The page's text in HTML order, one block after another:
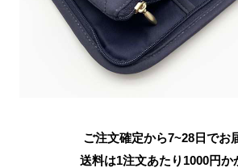
ご注文確定から7~28日でお
送料は1注文あたり 1000円か